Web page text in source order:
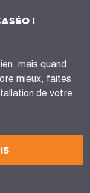
!
mais quand
mieux, faites
de votre